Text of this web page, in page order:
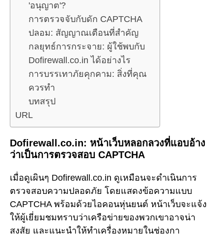
'อนุญาต'?
การตรวจจับกับดัก CAPTCHA
ปลอม: สัญญาณเตือนที่สำคัญ
กลยุทธ์การกระจาย: ผู้ใช้พบกับ
Dofirewall.co.in ได้อย่างไร
การบรรเทาภัยคุกคาม: สิ่งที่คุณ
ควรทำ
บทสรุป
URL
Dofirewall.co.in: หน้าเว็บหลอกลวงที่แอบอ้าง
ว่าเป็นการตรวจสอบ CAPTCHA
เมื่อดูเผินๆ Dofirewall.co.in ดูเหมือนจะดำเนินการ
ตรวจสอบความปลอดภัย โดยแสดงข้อความแบบ
CAPTCHA พร้อมด้วยไอคอนหุ่นยนต์ หน้าเว็บจะแจ้ง
ให้ผู้เยี่ยมชมทราบว่าเครือข่ายของพวกเขาอาจน่า
สงสัย และแนะนำให้ทำเครื่องหมายในช่องกา